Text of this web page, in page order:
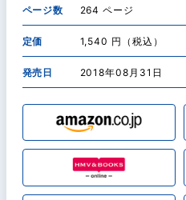
ページ数 264 ページ
定価 1,540 円（税込）
発売日 2018年08月31日